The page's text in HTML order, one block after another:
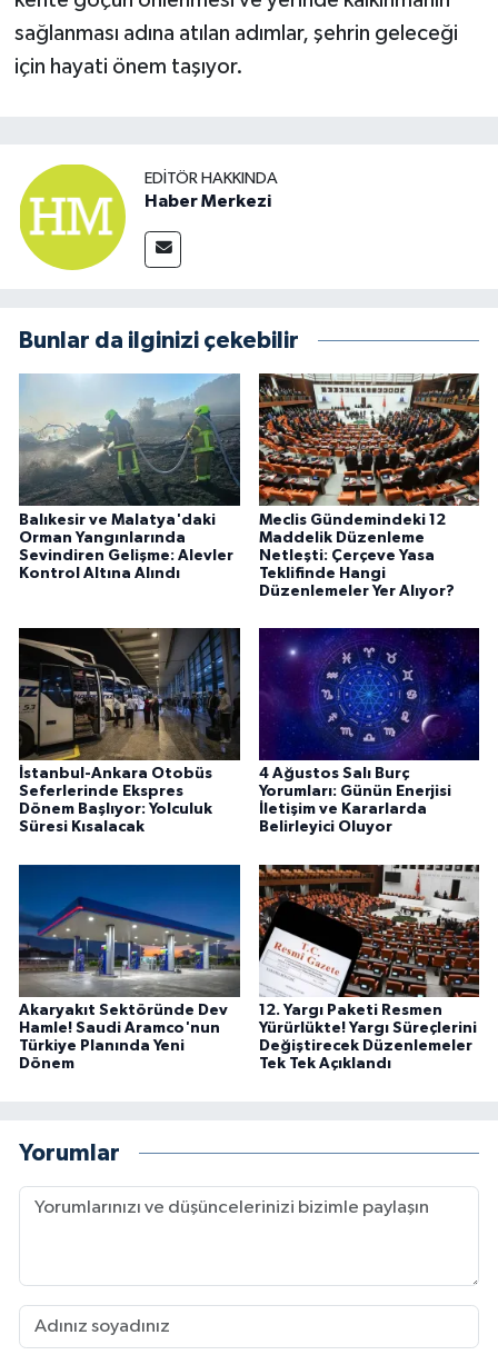
sağlanması adına atılan adımlar, şehrin geleceği
için hayati önem taşıyor.
EDITÖR HAKKINDA
Haber Merkezi
Bunlar da ilginizi çekebilir
Balıkesir ve Malatya'daki
Orman Yangınlarında
Sevindiren Gelişme: Alevler
Kontrol Altına Alındı
Meclis Gündemindeki 12
Maddelik Düzenleme
Netleşti: Çerçeve Yasa
Teklifinde Hangi
Düzenlemeler Yer Alıyor?
İstanbul-Ankara Otobüs
Seferlerinde Ekspres
Dönem Başlıyor: Yolculuk
Süresi Kısalacak
4 Ağustos Salı Burç
Yorumları: Günün Enerjisi
İletişim ve Kararlarda
Belirleyici Oluyor
Akaryakıt Sektöründe Dev
Hamle! Saudi Aramco'nun
Türkiye Planında Yeni
Dönem
12. Yargı Paketi Resmen
Yürürlükte! Yargı Süreçlerini
Değiştirecek Düzenlemeler
Tek Tek Açıklandı
Yorumlar